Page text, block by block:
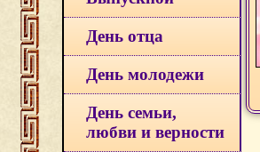
День отца
День молодежи
День семьи,
любви и верности